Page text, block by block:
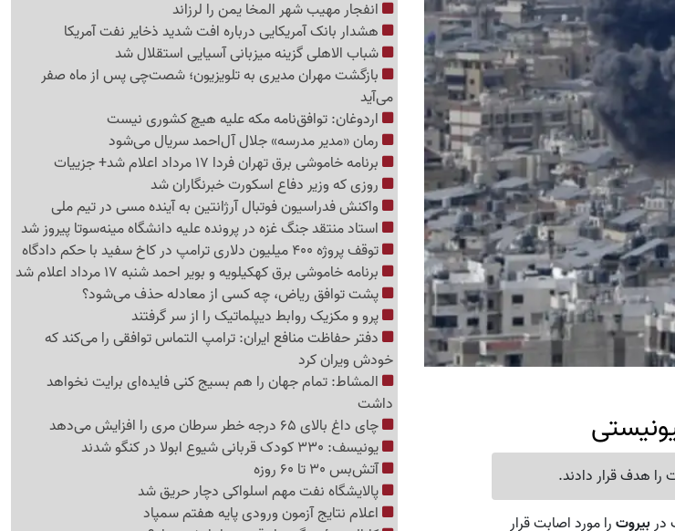
هدف قرار دادند.
دربیروترا مورد اصابت قرار
انفجار مهیب شهر المخا یمن را لرزاند
هشدار بانک آمریکایی درباره افت شدید ذخایر نفت آمریکا
شباب الاهلی گزینه میزبانی آسیایی استقلال شد
بازگشت مهران مدیری به تلویزیون؛ شصت‌چی پس از ماه صفر
می‌آید
اردوغان: توافق‌نامه مکه علیه هیچ کشوری نیست
رمان «مدیر مدرسه» جلال آل‌احمد سریال می‌شود
برنامه خاموشی برق تهران فردا 17 مرداد اعلام شد+ جزییات
روزی که وزیر دفاع اسکورت خبرنگاران شد
واکنش فدراسیون فوتبال آرژانتین به آینده مسی در تیم ملی
استاد منتقد جنگ غزه در پرونده علیه دانشگاه مینه‌سوتا پیروز شد
توقف پروژه 400 میلیون دلاری ترامپ در کاخ سفید با حکم دادگاه
برنامه خاموشی برق کهکیلویه و بویر احمد شنبه 17 مرداد اعلام شد
پشت توافق ریاض، چه کسی از معادله حذف می‌شود؟
پرو و مکزیک روابط دیپلماتیک را از سر گرفتند
دفتر حفاظت منافع ایران: ترامپ التماس توافقی را می‌کند که
خودش ویران کرد
المشاط: تمام جهان را هم بسیج کنی فایده‌ای برایت نخواهد
داشت
چای داغ بالای 65 درجه خطر سرطان مری را افزایش می‌دهد
یونیسف: 330 کودک قربانی شیوع ابولا در کنگو شدند
آتش‌بس 30 تا 60 روزه
پالایشگاه نفت مهم اسلواکی دچار حریق شد
اعلام نتایج آزمون ورودی پایه هفتم سمپاد